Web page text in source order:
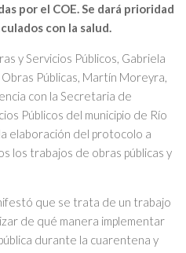
por el COE. Se dará prioridad
con la salud.
y Servicios Públicos, Gabriela
Públicas, Martín Moreyra,
con la Secretaria de
Públicos del municipio de Río
elaboración del protocolo a
los trabajos de obras públicas y
que se trata de un trabajo
de qué manera implementar
durante la cuarentena y